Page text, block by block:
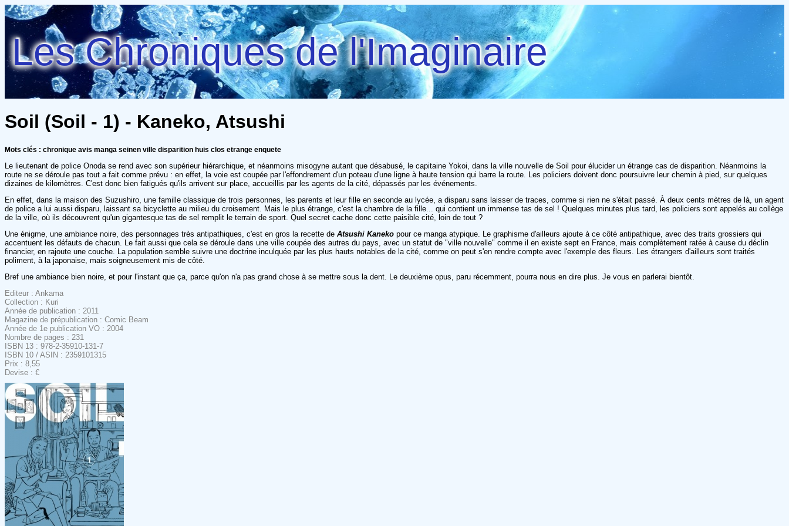
Les Chroniques de l'Imaginaire
Soil (Soil - 1) - Kaneko, Atsushi
Mots clés : chronique avis manga seinen ville disparition huis clos etrange enquete
Le lieutenant de police Onoda se rend avec son supérieur hiérarchique, et néanmoins misogyne autant que désabusé, le capitaine Yokoi, dans la ville nouvelle de Soil pour élucider un étrange cas de disparition. Néanmoins la
route ne se déroule pas tout a fait comme prévu : en effet, la voie est coupée par l'effondrement d'un poteau d'une ligne à haute tension qui barre la route. Les policiers doivent donc poursuivre leur chemin à pied, sur quelques
dizaines de kilomètres. C'est donc bien fatigués qu'ils arrivent sur place, accueillis par les agents de la cité, dépassés par les événements.
En effet, dans la maison des Suzushiro, une famille classique de trois personnes, les parents et leur fille en seconde au lycée, a disparu sans laisser de traces, comme si rien ne s'était passé. À deux cents mètres de là, un agent
de police a lui aussi disparu, laissant sa bicyclette au milieu du croisement. Mais le plus étrange, c'est la chambre de la fille... qui contient un immense tas de sel ! Quelques minutes plus tard, les policiers sont appelés au collège
de la ville, où ils découvrent qu'un gigantesque tas de sel remplit le terrain de sport. Quel secret cache donc cette paisible cité, loin de tout ?
Une énigme, une ambiance noire, des personnages très antipathiques, c'est en gros la recette de Atsushi Kaneko pour ce manga atypique. Le graphisme d'ailleurs ajoute à ce côté antipathique, avec des traits grossiers qui
accentuent les défauts de chacun. Le fait aussi que cela se déroule dans une ville coupée des autres du pays, avec un statut de "ville nouvelle" comme il en existe sept en France, mais complètement ratée à cause du déclin
financier, en rajoute une couche. La population semble suivre une doctrine inculquée par les plus hauts notables de la cité, comme on peut s'en rendre compte avec l'exemple des fleurs. Les étrangers d'ailleurs sont traités
poliment, à la japonaise, mais soigneusement mis de côté.
Bref une ambiance bien noire, et pour l'instant que ça, parce qu'on n'a pas grand chose à se mettre sous la dent. Le deuxième opus, paru récemment, pourra nous en dire plus. Je vous en parlerai bientôt.
Editeur : Ankama
Collection : Kuri
Année de publication : 2011
Magazine de prépublication : Comic Beam
Année de 1e publication VO : 2004
Nombre de pages : 231
ISBN 13 : 978-2-35910-131-7
ISBN 10 / ASIN : 2359101315
Prix : 8,55
Devise : €